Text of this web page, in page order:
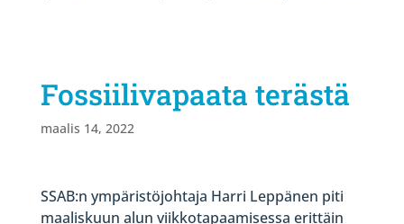
Fossiilivapaata terästä
maalis 14, 2022
SSAB:n ympäristöjohtaja Harri Leppänen piti
maaliskuun alun viikkotapaamisessa erittäin